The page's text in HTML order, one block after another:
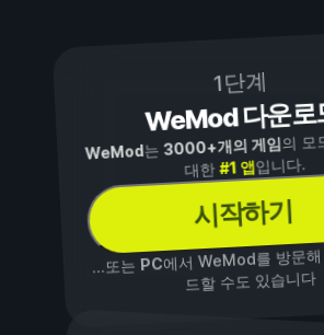
1단계
WeMod 다운로
WeMod는3000+개의 게임의 모
대한#1 앱입니다.
시작하기
...또는PC에서 WeMod를 방문
드할 수도 있습니다